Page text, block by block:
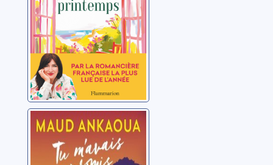
Tu m'avais
promis
Ankaoua, Maud